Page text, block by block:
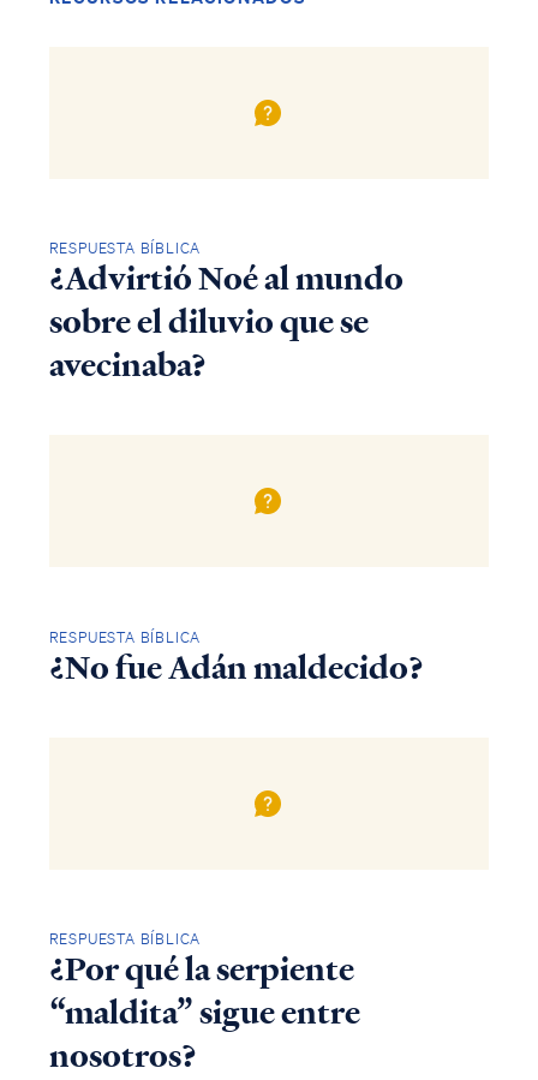
RESPUESTA BÍBLICA
¿Advirtió Noé al mundo
sobre el diluvio que se
avecinaba?
RESPUESTA BÍBLICA
¿No fue Adán maldecido?
RESPUESTA BÍBLICA
¿Por qué la serpiente
“maldita” sigue entre
nosotros?